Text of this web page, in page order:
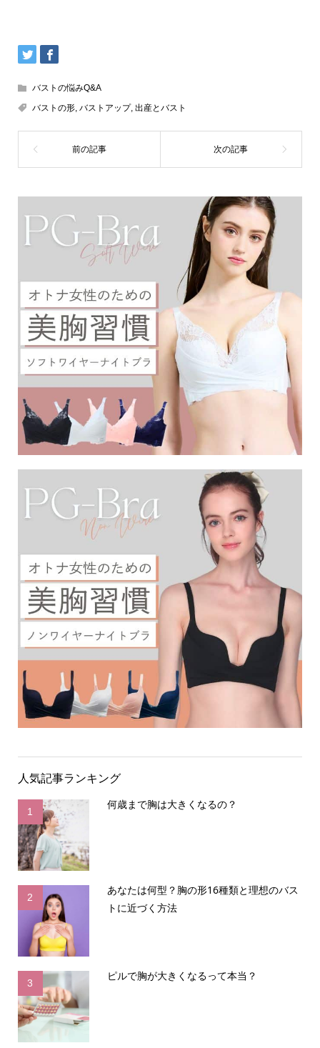
バストの悩みQ&A
バストの形, バストアップ, 出産とバスト
人気記事ランキング
1
何歳まで胸は大きくなるの？
2
あなたは何型？胸の形16種類と理想のバス
トに近づく方法
3
ピルで胸が大きくなるって本当？